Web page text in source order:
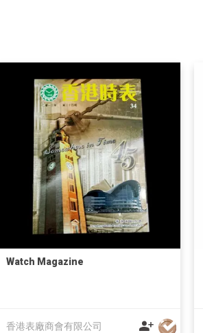
Watch Magazine
香港表廠商會有限公司